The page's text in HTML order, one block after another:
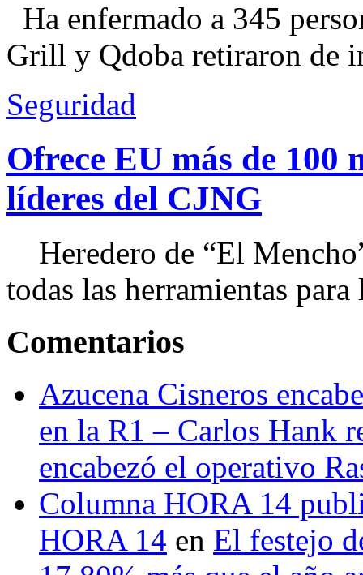
Ha enfermado a 345
Grill y Qdoba retiraron de
Seguridad
Ofrece EU más de 100
líderes del CJNG
Heredero de “El
todas las herramientas
Comentarios
Azucena Cisneros
en la R1 – Carlos Hank
encabezó el operativo
Columna HORA 14
HORA 14 en El festejo